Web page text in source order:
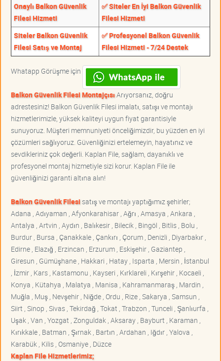
Onaylı Balkon Güvenlik
Filesi Hizmeti
✅ Siteler En İyi Balkon Güvenlik
Filesi Hizmeti
Siteler Balkon Güvenlik
Filesi Satış ve Montaj
✅ Profesyonel Balkon Güvenlik
Filesi Hizmeti - 7/24 Destek
Whatapp Görüşme için
Balkon Güvenlik Filesi MontajçısıArıyorsanız, doğru
adrestesiniz! Balkon Güvenlik Filesi imalatı, satışı ve montajı
hizmetlerimizle, yüksek kaliteyi uygun fiyat garantisiyle
sunuyoruz. Müşteri memnuniyeti önceliğimizdir, bu yüzden en iyi
çözümleri sağlıyoruz. Güvenliğinizi ertelemeyin, hayatınız ve
sevdikleriniz çok değerli. Kaplan File, sağlam, dayanıklı ve
profesyonel montaj hizmetiyle sizi korur. Kaplan File ile
güvenliğinizi garanti altına alın!
Balkon Güvenlik Filesisatış ve montajı yaptığımız şehirler;
Adana , Adıyaman , Afyonkarahisar , Ağrı , Amasya , Ankara ,
Antalya , Artvin , Aydın , Balıkesir , Bilecik , Bingöl , Bitlis , Bolu ,
Burdur , Bursa , Çanakkale , Çankırı , Çorum , Denizli , Diyarbakır ,
Edirne , Elazığ , Erzincan , Erzurum , Eskişehir , Gaziantep ,
Giresun , Gümüşhane , Hakkari , Hatay , Isparta , Mersin , İstanbul
, İzmir , Kars , Kastamonu , Kayseri , Kırklareli , Kırşehir , Kocaeli ,
Konya , Kütahya , Malatya , Manisa , Kahramanmaraş , Mardin ,
Muğla , Muş , Nevşehir , Niğde , Ordu , Rize , Sakarya , Samsun ,
Siirt , Sinop , Sivas , Tekirdağ , Tokat , Trabzon , Tunceli , Şanlıurfa ,
Uşak , Van , Yozgat , Zonguldak , Aksaray , Bayburt , Karaman ,
Kırıkkale , Batman , Şırnak , Bartın , Ardahan , Iğdır , Yalova ,
Karabük , Kilis , Osmaniye , Düzce
Kaplan File Hizmetlerimiz;